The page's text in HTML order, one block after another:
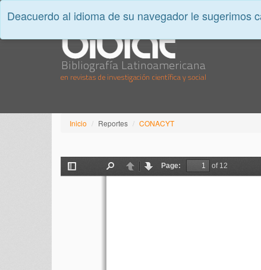
Inicio Reportes CONACYT
Toggle
PreviousNext
Page:
of 12
Deacuerdo al idioma de su navegador le sugerimos